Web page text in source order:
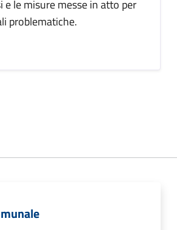
e le misure messe in atto per
problematiche.